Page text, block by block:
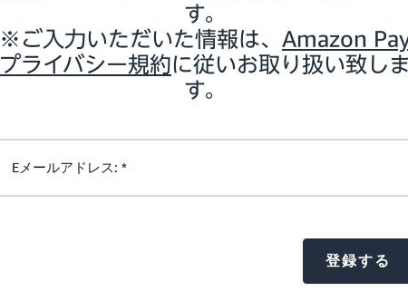
す。
※ご入力いただいた情報は、 Amazon
プライバシー規約に従いお取り扱い致しま
す。